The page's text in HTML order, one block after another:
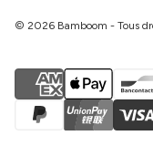
© 2026 Bamboom - Tous